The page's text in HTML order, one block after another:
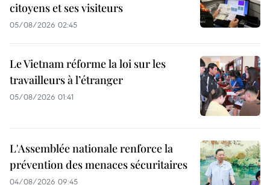
citoyens et ses visiteurs
05/08/2026 02:45
Le Vietnam réforme la loi sur les
travailleurs à l’étranger
05/08/2026 01:41
L'Assemblée nationale renforce la
prévention des menaces sécuritaires
04/08/2026 09:45